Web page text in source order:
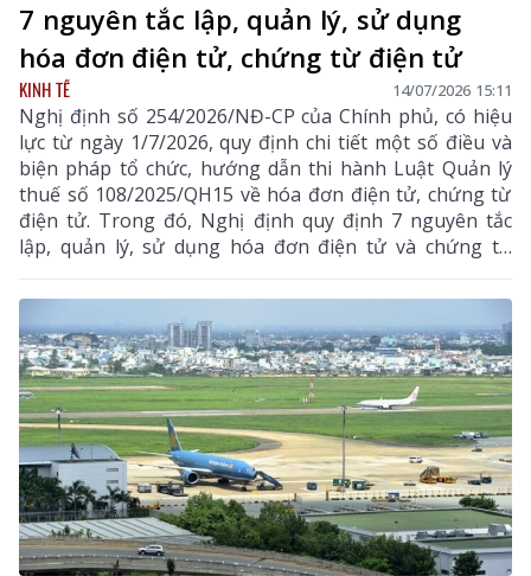
7 nguyên tắc lập, quản lý, sử dụng
hóa đơn điện tử, chứng từ điện tử
KINH TẾ 14/07/2026 15:11
Nghị định số 254/2026/NĐ-CP của Chính phủ, có hiệu
lực từ ngày 1/7/2026, quy định chi tiết một số điều và
biện pháp tổ chức, hướng dẫn thi hành Luật Quản lý
thuế số 108/2025/QH15 về hóa đơn điện tử, chứng từ
điện tử. Trong đó, Nghị định quy định 7 nguyên tắc
lập, quản lý, sử dụng hóa đơn điện tử và chứng từ
điện tử, góp phần chuẩn hóa dữ liệu, tăng cường hiệu
quả quản lý thuế, bảo đảm tính minh bạch, chính xác
trong các giao dịch mua bán hàng hóa, cung cấp dịch
vụ, đồng thời tạo thuận lợi cho tổ chức, doanh nghiệp
và người dân trong quá trình thực hiện nghĩa vụ thuế.